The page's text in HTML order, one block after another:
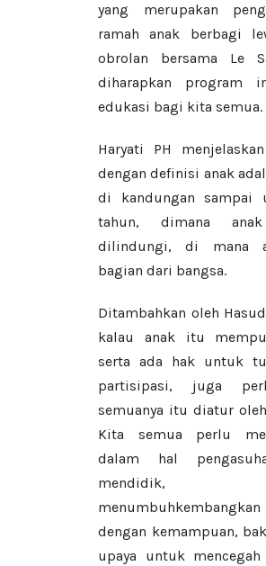
yang merupakan
ramah anak berbagi
obrolan bersama Le
diharapkan program
edukasi bagi kita semua.
Haryati PH
dengan definisi anak
di kandungan sampai
tahun, dimana
dilindungi, di mana
bagian dari bangsa.
Ditambahkan oleh
kalau anak itu
serta ada hak untuk
partisipasi, juga
semuanya itu diatur
Kita semua perlu
dalam hal
mendidik,
dengan kemampuan,
upaya untuk